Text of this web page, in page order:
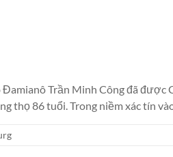
Trần Minh Công đã được
thọ 86 tuổi. Trong niềm xác tín